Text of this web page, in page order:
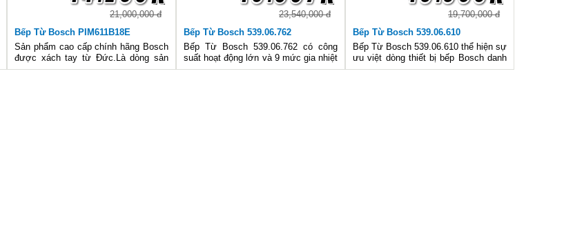
21,000,000 đ
Bếp Từ Bosch PIM611B18E
Sản phẩm cao cấp chính hãng Bosch
được xách tay từ Đức.Là dòng sản
phẩm cao cấp được bán tại hệ thống
23,540,000 đ
Bếp Từ Bosch 539.06.762
Bếp Từ Bosch 539.06.762 có công
suất hoạt động lớn và 9 mức gia nhiệt
tha hồ cho bạn sử dụng cho phù hợp
19,700,000 đ
Bếp Từ Bosch 539.06.610
Bếp Từ Bosch 539.06.610 thể hiện sự
ưu việt dòng thiết bị bếp Bosch danh
tiếng thế giới, sản phẩm có thiết kế